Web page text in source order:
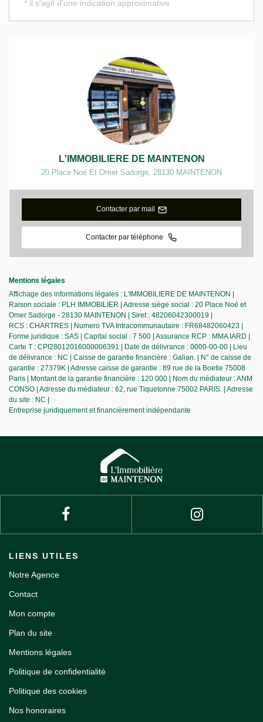
L'IMMOBILIERE DE MAINTENON
20 Place Noé Et Omer Sadorge, 28130 MAINTENON
Contacter par mail
Contacter par téléphone
Mentions légales
Affichage des informations légales : L'IMMOBILIERE DE MAINTENON |
Raison sociale : PLH IMMOBILIER | Adresse siège social : 20 Place Noé et
Omer Sadorge - 28130 MAINTENON | Siret : 48206042300019 |
RCS : CHARTRES | Numero TVA Intracommunautaire : FR68482060423 |
Forme juridique : SAS | Capital social : 7 500 | Assurance RCP : MMA IARD |
Carte T : CPI28012016000006391 | Date de délivrance : 0000-00-00 | Lieu
de délivrance : NC | Caisse de garantie financière : Galian. | N° de caisse de
garantie : 27379K | Adresse caisse de garantie : 89 rue de la Boetie 75008
Paris | Montant de la garantie financière : 120 000 | Nom du médiateur : ANM
CONSO | Adresse du médiateur : 62, rue Tiquetonne 75002 PARIS. | Adresse
du site : NC |
Entreprise juridiquement et financièrement indépendante
LIENS UTILES
Notre Agence
Contact
Mon compte
Plan du site
Mentions légales
Politique de confidentialité
Politique des cookies
Nos honoraires